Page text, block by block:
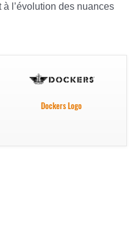
à l’évolution des nuances
Dockers Logo